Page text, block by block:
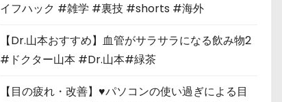
イフハック #雑学 #裏技 #shorts #海外
【Dr.山本おすすめ】血管がサラサラになる飲み物2
#ドクター山本 #Dr.山本#緑茶
【目の疲れ・改善】♥パソコンの使い過ぎによる目